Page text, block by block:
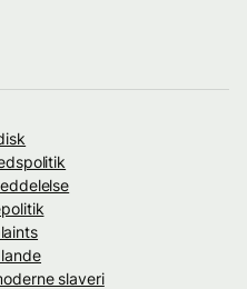
slaveri